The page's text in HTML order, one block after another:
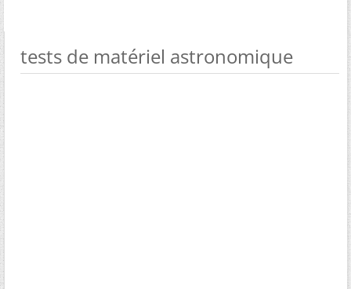
tests de matériel astronomique